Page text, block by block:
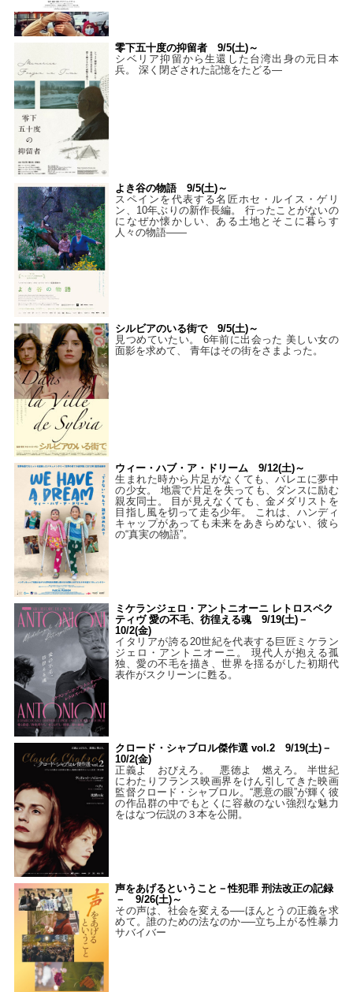
零下五十度の抑留者 9/5(土)～
シベリア抑留から生還した台湾出身の元日本
兵。 深く閉ざされた記憶をたどる—
よき谷の物語 9/5(土)～
スペインを代表する名匠ホセ・ルイス・ゲリ
ン、10年ぶりの新作長編。 行ったことがないの
になぜか懐かしい、ある土地とそこに暮らす
人々の物語――
シルビアのいる街で 9/5(土)～
見つめていたい。 6年前に出会った 美しい女の
面影を求めて、 青年はその街をさまよった。
ウィー・ハブ・ア・ドリーム 9/12(土)～
生まれた時から片足がなくても、バレエに夢中
の少女。 地震で片足を失っても、ダンスに励む
親友同士。 目が見えなくても、金メダリストを
目指し風を切って走る少年。 これは、ハンディ
キャップがあっても未来をあきらめない、彼ら
の“真実の物語”。
ミケランジェロ・アントニオーニ レトロスペク
ティヴ 愛の不毛、彷徨える魂 9/19(土)－
10/2(金)
イタリアが誇る20世紀を代表する巨匠ミケラン
ジェロ・アントニオーニ。 現代人が抱える孤
独、愛の不毛を描き、世界を揺るがした初期代
表作がスクリーンに甦る。
クロード・シャブロル傑作選 vol.2 9/19(土)－
10/2(金)
正義よ おびえろ。 悪徳よ 燃えろ。 半世紀
にわたりフランス映画界をけん引してきた映画
監督クロード・シャブロル。“悪意の眼”が輝く彼
の作品群の中でもとくに容赦のない強烈な魅力
をはなつ伝説の３本を公開。
声をあげるということ－性犯罪 刑法改正の記録
－ 9/26(土)～
その声は、社会を変える──ほんとうの正義を求
めて。誰のための法なのか──立ち上がる性暴力
サバイバー